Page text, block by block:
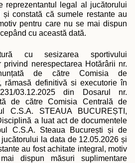
reprezentantul legal al jucătorului
și constată că sumele restante au
pentru care nu se mai dispun
cu această dată.
cu sesizarea sportivului
privind nerespectarea Hotărârii nr.
de către Comisia de
rămasă definitivă si executorie în
03.12.2025 din Dosarul nr.
de către Comisia Centrală de
C.S.A. STEAUA BUCUREȘTI,
a luat act de documentele
C.S.A. Steaua București și de
la data de 12.05.2026 și
au fost achitate integral, motiv
dispun măsuri suplimentare